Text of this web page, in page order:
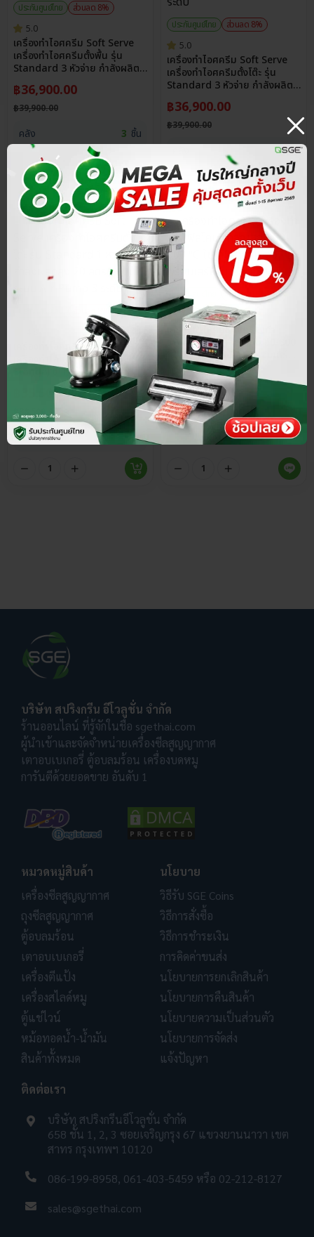
ประกันศูนย์ไทย
ส่วนลด 8%
5.0
เครื่องทำไอศครีม Soft Serve
เครื่องทำไอศครีมตั้งพื้น รุ่น
Standard 3 หัวจ่าย กำลังผลิต
รสชาติ/ทูโทน
฿36,900.00
฿39,900.00
คลัง 3 ชิ้น
ประกันศูนย์ไทย
ส่วนลด 8%
5.0
เครื่องทำไอศครีม Soft Serve
เครื่องทำไอศครีมตั้งโต๊ะ รุ่น
Standard 3 หัวจ่าย กำลังผลิต
หนืดได้ถึง 12 ระดับ
฿36,900.00
฿39,900.00
3ชิ้น
เครื่องทำไอศครีม Soft Serve
เครื่องทำไอศครีมตั้งโต๊ะ รุ่น
Standard 1 หัวจ่าย กำลังผลิต
สูง 20 ลิตร/ชม. มีระบบ Air
Pump 3 ระดับ
35,500.00
฿ 38,500.00
คลัง 2ชิ้น
ประกันศูนย์ไทย
ส่วนลด 15%
4.8
เครื่องทำไอศครีม เครื่องทำ
วาฟเฟิลโคน ทำอุณหภูมิ 50-300
ºC ใช้งานได้ต่อเนื่อง พร้อมเสิร์ฟ
ใน 1 นาที
฿2,252.50
฿2,650.00
พรีออเดอร์ สั่งผ่านไลน์
บริษัท สปริงกรีน อีโวลูชั่น จำกัด
ร้านออนไลน์ ที่รู้จักในชื่อ sgethai.com
ผู้นำเข้าและจัดจำหน่ายเครื่องซีลสูญญากาศ
เตาอบเบเกอรี่ ตู้อบลมร้อน เครื่องบดหมู
การันตีด้วยยอดขาย อันดับ 1
หมวดหมู่สินค้า
เครื่องซีลสูญญากาศ
ถุงซีลสูญญากาศ
ตู้อบลมร้อน
เตาอบเบเกอรี่
เครื่องตีแป้ง
เครื่องสไลด์หมู
ตู้แช่ไวน์
หม้อทอดน้ำ-น้ำมัน
สินค้าทั้งหมด
นโยบาย
วิธีรับ SGE Coins
วิธีการสั่งซื้อ
วิธีการชำระเงิน
การคิดค่าขนส่ง
นโยบายการยกเลิกสินค้า
นโยบายการคืนสินค้า
นโยบายความเป็นส่วนตัว
นโยบายการจัดส่ง
แจ้งปัญหา
ติดต่อเรา
บริษัท สปริงกรีนอีโวลูชั่น จำกัด
658 ชั้น 1, 2, 3 ซอยเจริญกรุง 67 แขวงยานนาวา เขต
สาทร กรุงเทพฯ 10120
086-199-8958, 061-403-5459 หรือ 02-212-8127
sales@sgethai.com